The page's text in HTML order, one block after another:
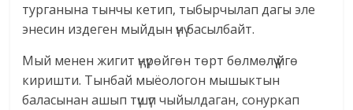
турганына тынчы кетип, тыбырчылап дагы эле
энесин издеген мыйдын үнү басылбайт.
Мый менен жигит үңүрөйгөн төрт бөлмөлүү үйгө
киришти. Тынбай мыёологон мышыктын
баласынан ашып түшүп чыйылдаган, сонуркап